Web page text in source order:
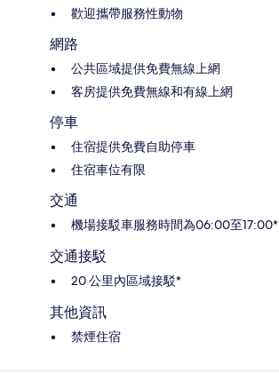
歡迎攜帶服務性動物
網路
公共區域提供免費無線上網
客房提供免費無線和有線上網
停車
住宿提供免費自助停車
住宿車位有限
交通
機場接駁車服務時間為06:00至17:00*
交通接駁
20 公里內區域接駁*
其他資訊
禁煙住宿